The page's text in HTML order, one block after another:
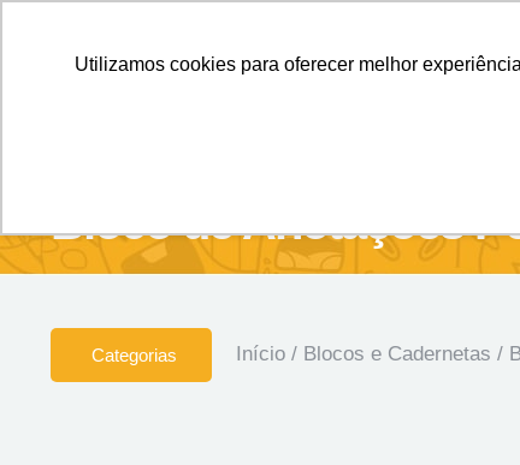
Utilizamos cookies para oferecer melhor
Bloco de Anotações
Categorias Início/ Blocos e Cadernetas /